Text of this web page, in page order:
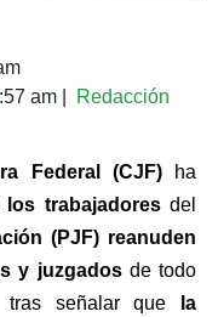
am| Redacción
Federal (CJF) ha
trabajadores
(PJF) reanuden
y juzgados de todo
señalar que
la